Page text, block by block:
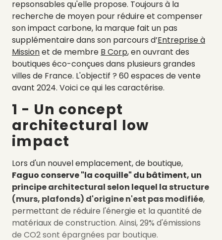
repsonsables qu'elle propose. Toujours à la
recherche de moyen pour réduire et compenser
son impact carbone, la marque fait un pas
supplémentaire dans son parcours d’Entreprise à
Missionet de membre B Corp, en ouvrant des
boutiques éco-conçues dans plusieurs grandes
villes de France. L'objectif ? 60 espaces de vente
avant 2024. Voici ce qui les caractérise.
1 - Un concept
architectural low
impact
Lors d'un nouvel emplacement, de boutique,
Faguo conserve "la coquille" du bâtiment, un
principe architectural selon lequel la structure
(murs, plafonds) d'origine n'est pas modifiée,
permettant de réduire l'énergie et la quantité de
matériaux de construction. Ainsi, 29% d'émissions
de CO2 sont épargnées par boutique.